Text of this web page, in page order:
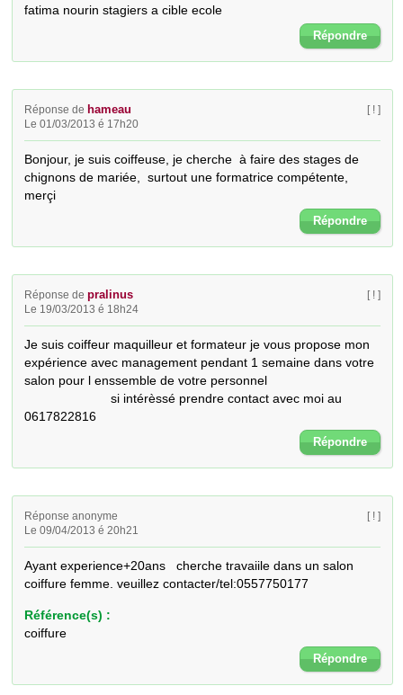
fatima nourin stagiers a cible ecole
Répondre
Réponse de hameau
Le 01/03/2013 é 17h20
[ ! ]
Bonjour, je suis coiffeuse, je cherche  à faire des stages de
chignons de mariée,  surtout une formatrice compétente,
merçi
Répondre
Réponse depralinus
Le 19/03/2013 é 18h24
[ ! ]
Je suis coiffeur maquilleur et formateur je vous propose mon
expérience avec management pendant 1 semaine dans votre
salon pour l enssemble de votre personnel
                        si intérèssé prendre contact avec moi au
0617822816
Répondre
Réponse anonyme
Le 09/04/2013 é 20h21
[ ! ]
Ayant experience+20ans   cherche travaiile dans un salon
coiffure femme. veuillez contacter/tel:0557750177
Référence(s) :
coiffure
Répondre